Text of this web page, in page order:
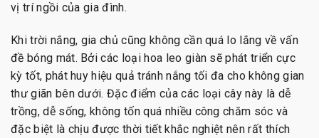
vị trí ngồi của gia đình.
Khi trời nắng, gia chủ cũng không cần quá lo lắng về vấn
đề bóng mát. Bởi các loại hoa leo giàn sẽ phát triển cực
kỳ tốt, phát huy hiệu quả tránh nắng tối đa cho không gian
thư giãn bên dưới. Đặc điểm của các loại cây này là dễ
trồng, dễ sống, không tốn quá nhiều công chăm sóc và
đặc biệt là chịu được thời tiết khắc nghiệt nên rất thích